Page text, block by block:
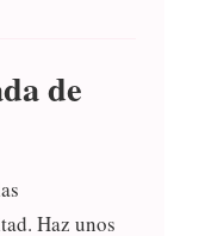
de
Haz unos